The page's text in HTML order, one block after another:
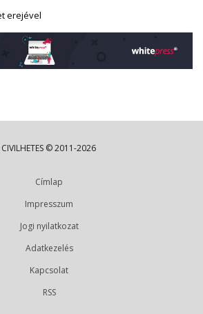
CIVILHETES © 2011-2026
Címlap
Impresszum
Jogi nyilatkozat
Adatkezelés
Kapcsolat
RSS